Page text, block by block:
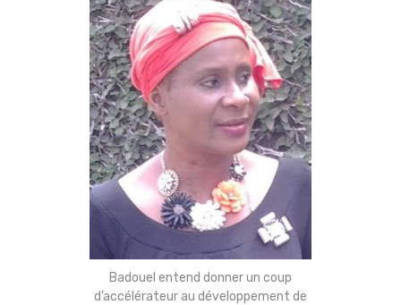
Badouel entend donner un coup
d’accélérateur au développement de